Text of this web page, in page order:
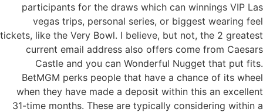
participants for the draws which can winnings VIP Las
vegas trips, personal series, or biggest wearing feel
tickets, like the Very Bowl. I believe, but not, the 2 greatest
current email address also offers come from Caesars
Castle and you can Wonderful Nugget that put fits.
BetMGM perks people that have a chance of its wheel
when they have made a deposit within this an excellent
31-time months. These are typically considering within a